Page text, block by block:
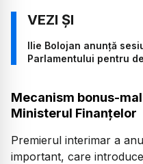
Ilie Bolojan anunță
Parlamentului pentru
Mecanism bonus-
Ministerul Finanțelor
Premierul interimar a
important, care